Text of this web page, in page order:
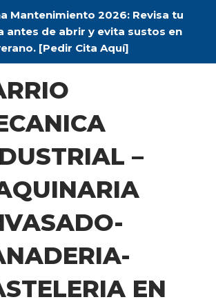
Mantenimiento 2026: Revisa tu
antes de abrir y evita sustos en
[Pedir Cita Aquí]
–
EN